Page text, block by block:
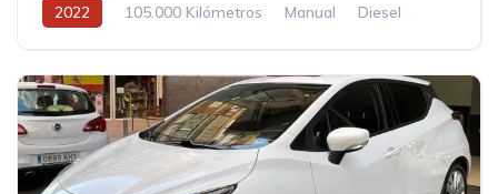
2022 105.000 Kilómetros Manual Diesel